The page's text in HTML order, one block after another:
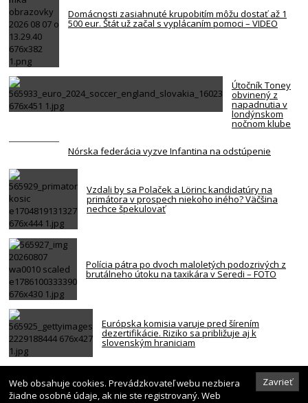
Domácnosti zasiahnuté krupobitím môžu dostať až 1
500 eur. Štát už začal s vyplácaním pomoci – VIDEO
Útočník Toney
obvinený z
napadnutia v
londýnskom
nočnom klube
Nórska federácia vyzve Infantina na odstúpenie
Vzdali by sa Polaček a Lörinc kandidatúry na
primátora v prospech niekoho iného? Väčšina
nechce špekulovať
Polícia pátra po dvoch maloletých podozrivých z
brutálneho útoku na taxikára v Seredi – FOTO
Európska komisia varuje pred šírením
dezertifikácie. Riziko sa približuje aj k
slovenským hraniciam
kandidátky francúzskych Zelených Zavrieť
Web obsahuje cookies. Prevádzkovateľ webu nezbiera
žiadne osobné údaje, ak nie ste registrovaný. Web